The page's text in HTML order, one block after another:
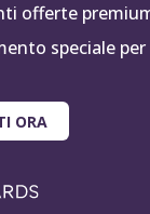
offerte
speciale
ORA